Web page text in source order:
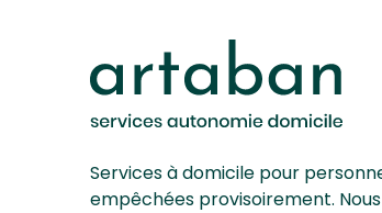
Services à domicile pour
empêchées provisoirement.